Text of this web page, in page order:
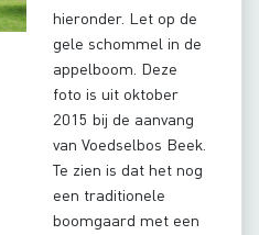
hieronder. Let op de
gele schommel in de
appelboom. Deze
foto is uit oktober
2015 bij de aanvang
van Voedselbos Beek.
Te zien is dat het nog
een traditionele
boomgaard met een